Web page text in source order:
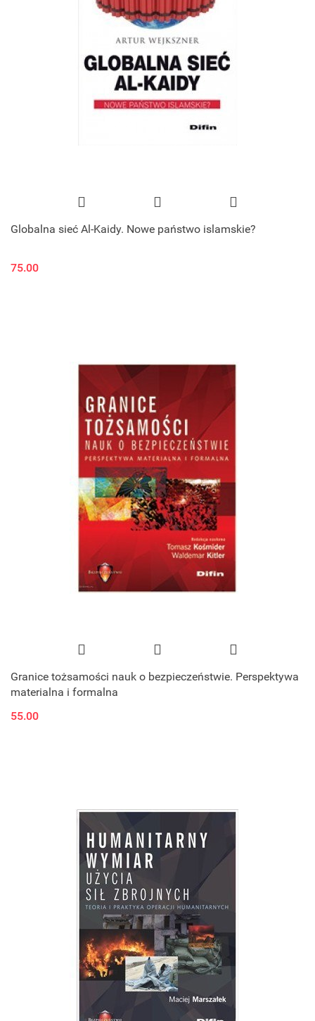
Globalna sieć Al-Kaidy. Nowe państwo islamskie?
75.00
Granice tożsamości nauk o bezpieczeństwie. Perspektywa
materialna i formalna
55.00